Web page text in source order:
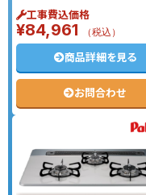
工事費込価格
¥84,961 （税込）
商品詳細を見る
お問合わせ